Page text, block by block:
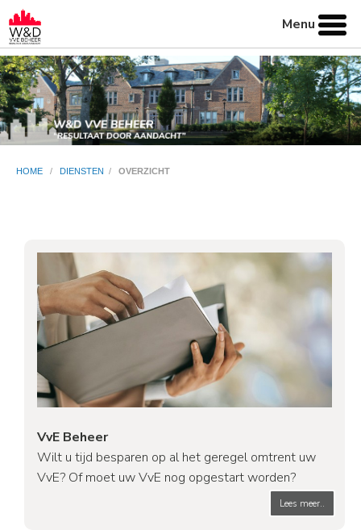
Menu
HOME / DIENSTEN / OVERZICHT
VvE Beheer
Wilt u tijd besparen op al het geregel omtrent uw
VvE? Of moet uw VvE nog opgestart worden?
Lees meer..